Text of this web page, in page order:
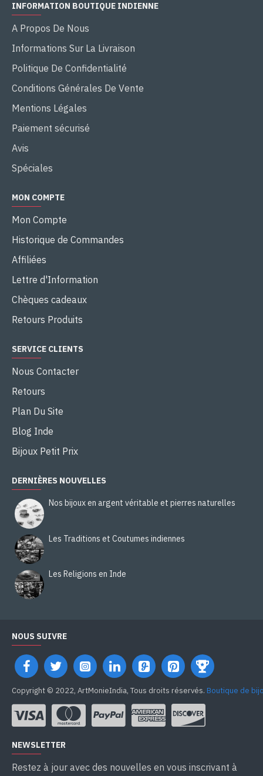
INFORMATION BOUTIQUE INDIENNE
A Propos De Nous
Informations Sur La Livraison
Politique De Confidentialité
Conditions Générales De Vente
Mentions Légales
Paiement sécurisé
Avis
Spéciales
MON COMPTE
Mon Compte
Historique de Commandes
Affiliées
Lettre d'Information
Chèques cadeaux
Retours Produits
SERVICE CLIENTS
Nous Contacter
Retours
Plan Du Site
Blog Inde
Bijoux Petit Prix
DERNIÈRES NOUVELLES
Nos bijoux en argent véritable et pierres naturelles
Les Traditions et Coutumes indiennes
Les Religions en Inde
NOUS SUIVRE
Copyright © 2022, ArtMonieIndia, Tous droits réservés. Boutique de
NEWSLETTER
Restez à jour avec des nouvelles en vous inscrivant à